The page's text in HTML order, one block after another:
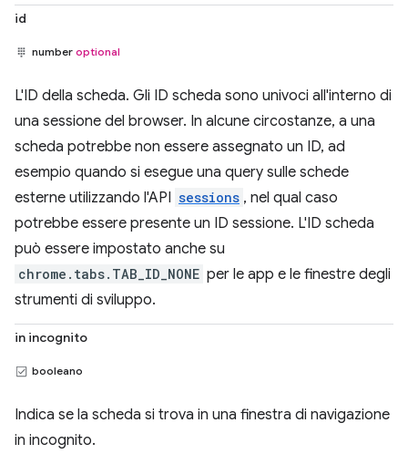
id
number optional
L'ID della scheda. Gli ID scheda sono univoci all'interno di
una sessione del browser. In alcune circostanze, a una
scheda potrebbe non essere assegnato un ID, ad
esempio quando si esegue una query sulle schede
esterne utilizzando l'API sessions , nel qual caso
potrebbe essere presente un ID sessione. L'ID scheda
può essere impostato anche su
chrome.tabs.TAB_ID_NONE per le app e le finestre degli
strumenti di sviluppo.
in incognito
booleano
Indica se la scheda si trova in una finestra di navigazione
in incognito.